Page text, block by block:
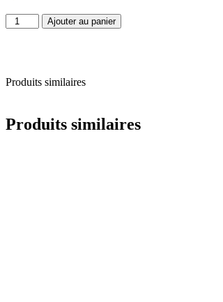
Ajouter au panier
Produits similaires
Produits similaires